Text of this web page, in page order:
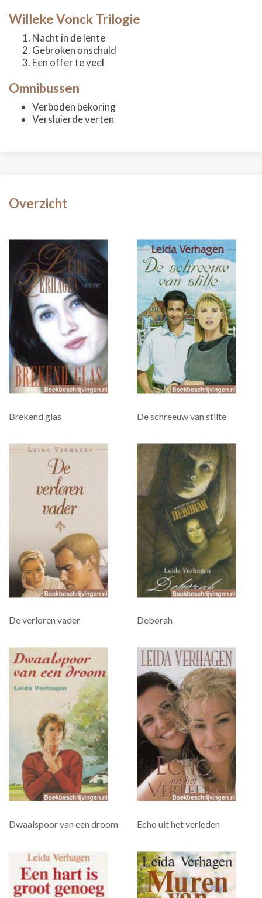
Willeke Vonck Trilogie
Nacht in de lente
Gebroken onschuld
Een offer te veel
Omnibussen
Verboden bekoring
Versluierde verten
Overzicht
Brekend glas De schreeuw van stilte
De verloren vader Deborah
Dwaalspoor van een droom Echo uit het verleden